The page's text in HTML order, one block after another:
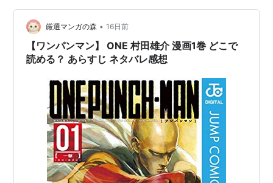
厳選マンガの森 • 16日前
【ワンパンマン】 ONE 村田雄介 漫画1巻 どこで
読める？ あらすじ ネタバレ感想